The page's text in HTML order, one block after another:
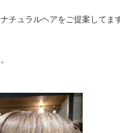
チュラルヘアをご提案してます